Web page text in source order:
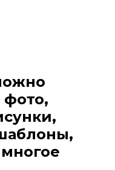
фото,